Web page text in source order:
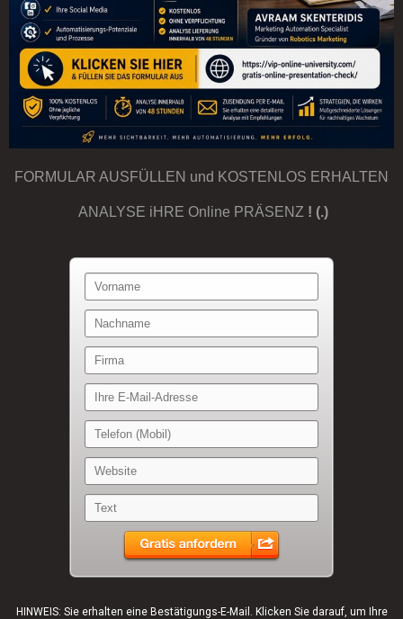
FORMULAR AUSFÜLLEN und KOSTENLOS ERHALTEN
ANALYSE iHRE Online PRÄSENZ ! (.)
HINWEIS: Sie erhalten eine Bestätigungs-E-Mail. Klicken Sie darauf, um Ihre